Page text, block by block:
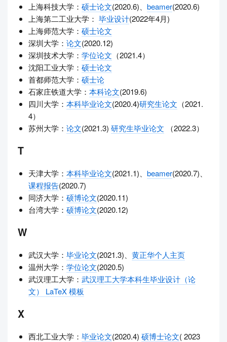
上海科技大学： 硕士论文(2020.6)、 beamer(2020.6)
上海第二工业大学： 毕业设计(2022年4月)
上海师范大学： 硕士论文
深圳大学： 论文(2020.12)
深圳技术大学： 学位论文 （2021.4）
沈阳工业大学： 硕士论文
首都师范大学： 硕士论
石家庄铁道大学： 本科论文(2019.6)
四川大学： 本科毕业论文(2020.4)研究生论文 （2021.
4）
苏州大学： 论文(2021.3) 研究生毕业论文 （2022.3）
T
天津大学： 本科毕业论文(2021.1)、 beamer(2020.7)、
课程报告(2020.7)
同济大学： 硕博论文(2020.11)
台湾大学： 硕博论文(2020.12)
W
武汉大学： 毕业论文(2021.3)、 黄正华个人主页
温州大学： 学位论文(2020.5)
武汉理工大学： 武汉理工大学本科生毕业设计（论
文） LaTeX 模板
X
西北工业大学： 毕业论文(2020.4) 硕博士论文( 2023